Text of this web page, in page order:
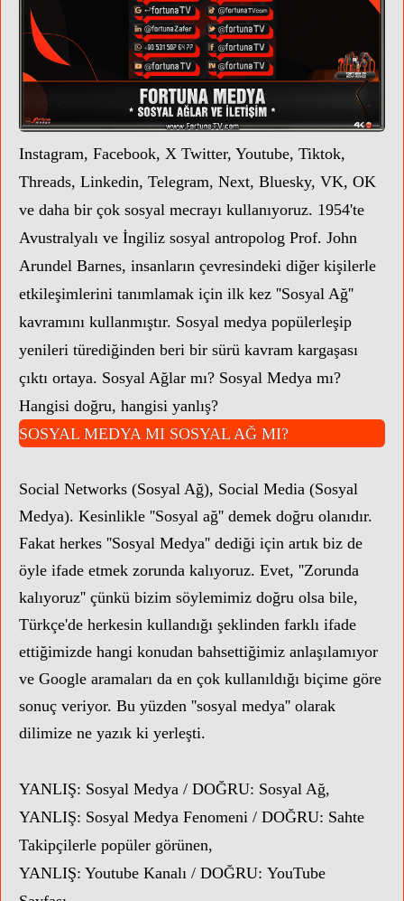
Instagram, Facebook, X Twitter, Youtube, Tiktok,
Threads, Linkedin, Telegram, Next, Bluesky, VK, OK
ve daha bir çok sosyal mecrayı kullanıyoruz. 1954'te
Avustralyalı ve İngiliz sosyal antropolog Prof. John
Arundel Barnes, insanların çevresindeki diğer kişilerle
etkileşimlerini tanımlamak için ilk kez ''Sosyal Ağ''
kavramını kullanmıştır. Sosyal medya popülerleşip
yenileri türediğinden beri bir sürü kavram kargaşası
çıktı ortaya. Sosyal Ağlar mı? Sosyal Medya mı?
Hangisi doğru, hangisi yanlış?
SOSYAL MEDYA MI SOSYAL AĞ MI?
Social Networks (Sosyal Ağ), Social Media (Sosyal
Medya). Kesinlikle ''Sosyal ağ'' demek doğru olanıdır.
Fakat herkes ''Sosyal Medya'' dediği için artık biz de
öyle ifade etmek zorunda kalıyoruz. Evet, ''Zorunda
kalıyoruz'' çünkü bizim söylemimiz doğru olsa bile,
Türkçe'de herkesin kullandığı şeklinden farklı ifade
ettiğimizde hangi konudan bahsettiğimiz anlaşılamıyor
ve Google aramaları da en çok kullanıldığı biçime göre
sonuç veriyor. Bu yüzden ''sosyal medya'' olarak
dilimize ne yazık ki yerleşti.
YANLIŞ: Sosyal Medya / DOĞRU: Sosyal Ağ,
YANLIŞ: Sosyal Medya Fenomeni / DOĞRU: Sahte
Takipçilerle popüler görünen,
YANLIŞ: Youtube Kanalı / DOĞRU: YouTube